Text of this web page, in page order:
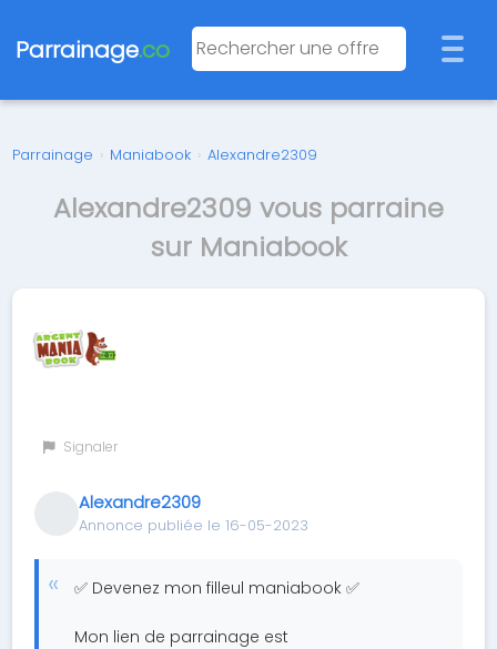
Parrainage.co
Parrainage › Maniabook › Alexandre2309
Alexandre2309 vous parraine
sur Maniabook
Signaler
Alexandre2309
Annonce publiée le 16-05-2023
✅ Devenez mon filleul maniabook ✅
Mon lien de parrainage est